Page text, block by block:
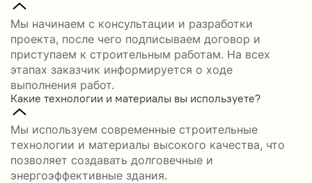
Мы начинаем с консультации и разработки
проекта, после чего подписываем договор и
приступаем к строительным работам. На всех
этапах заказчик информируется о ходе
выполнения работ.
Какие технологии и материалы вы используете?
Мы используем современные строительные
технологии и материалы высокого качества, что
позволяет создавать долговечные и
энергоэффективные здания.